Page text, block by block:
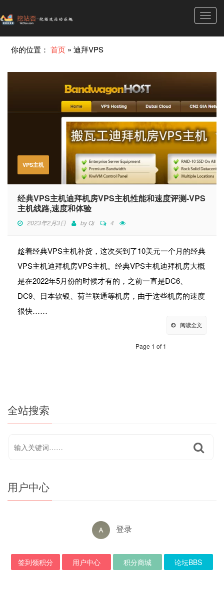
你的位置：首页 »迪拜VPS
VPS主机
经典VPS主机迪拜机房VPS主机性能和速度评测-VPS
主机线路,速度和体验
2023年2月3日 byQi 4
趁着经典VPS主机补货，这次买到了10美元一个月的经典
VPS主机迪拜机房VPS主机。经典VPS主机迪拜机房大概
是在2022年5月份的时候才有的，之前一直是DC6、
DC9、日本软银、荷兰联通等机房，由于这些机房的速度
很快……
阅读全文
Page 1 of 1
全站搜索
用户中心
登录
签到领积分 用户中心 积分商城 论坛BBS